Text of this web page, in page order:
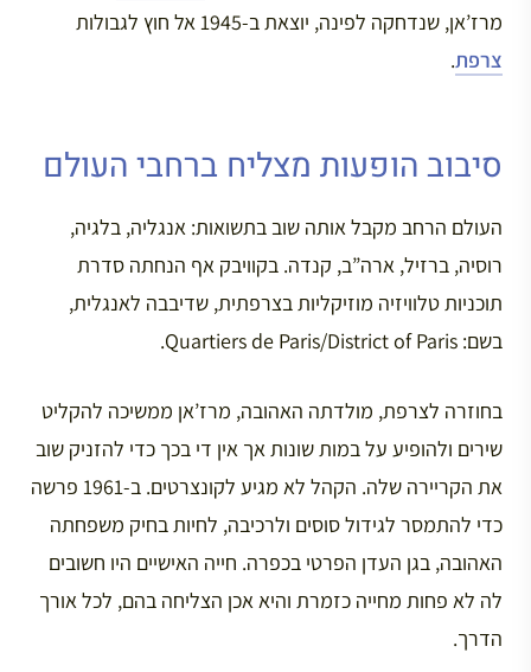
מרז’אן, שנדחקה לפינה, יוצאת ב-1945 אל חוץ לגבולות
צרפת.
סיבוב הופעות מצליח ברחבי העולם
העולם הרחב מקבל אותה שוב בתשואות: אנגליה, בלגיה,
רוסיה, ברזיל, ארה”ב, קנדה. בקוויבק אף הנחתה סדרת
תוכניות טלוויזיה מוזיקליות בצרפתית, שדיבבה לאנגלית,
בשם: Quartiers de Paris/District of Paris.
בחוזרה לצרפת, מולדתה האהובה, מרז’אן ממשיכה להקליט
שירים ולהופיע על במות שונות אך אין די בכך כדי להזניק שוב
את הקריירה שלה. הקהל לא מגיע לקונצרטים. ב-1961 פרשה
כדי להתמסר לגידול סוסים ולרכיבה, לחיות בחיק משפחתה
האהובה, בגן העדן הפרטי בכפרה. חייה האישיים היו חשובים
לה לא פחות מחייה כזמרת והיא אכן הצליחה בהם, לכל אורך
הדרך.